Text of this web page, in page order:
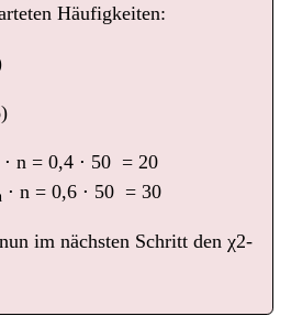
Häufigkeiten:
⋅ n = 0,4 ⋅ 50 = 20
⋅ n = 0,6 ⋅ 50 = 30
im nächsten Schritt den χ2-